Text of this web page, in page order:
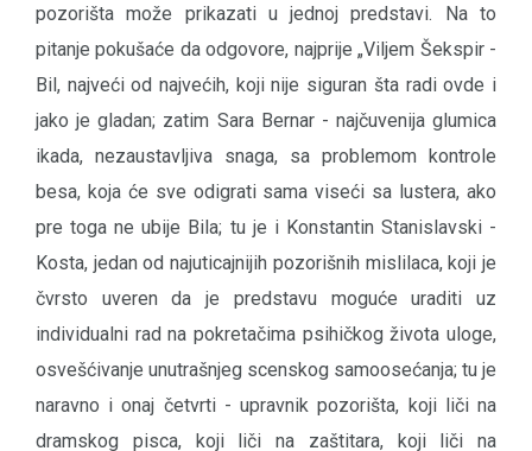
pozorišta može prikazati u jednoj predstavi. Na to
pitanje pokušaće da odgovore, najprije „Viljem Šekspir -
Bil, najveći od najvećih, koji nije siguran šta radi ovde i
jako je gladan; zatim Sara Bernar - najčuvenija glumica
ikada, nezaustavljiva snaga, sa problemom kontrole
besa, koja će sve odigrati sama viseći sa lustera, ako
pre toga ne ubije Bila; tu je i Konstantin Stanislavski -
Kosta, jedan od najuticajnijih pozorišnih mislilaca, koji je
čvrsto uveren da je predstavu moguće uraditi uz
individualni rad na pokretačima psihičkog života uloge,
osvešćivanje unutrašnjeg scenskog samoosećanja; tu je
naravno i onaj četvrti - upravnik pozorišta, koji liči na
dramskog pisca, koji liči na zaštitara, koji liči na